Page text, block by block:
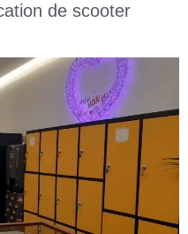
de scooter